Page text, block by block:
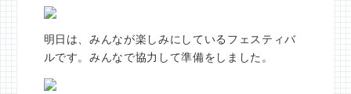
明日は、みんなが楽しみにしているフェスティバ
ルです。みんなで協力して準備をしました。